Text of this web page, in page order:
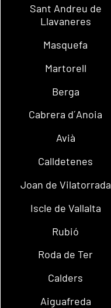
Sant Andreu de
Llavaneres
Masquefa
Martorell
Berga
Cabrera d´Anoia
Avià
Calldetenes
Joan de Vilatorrada
Iscle de Vallalta
Rubió
Roda de Ter
Calders
Aiguafreda